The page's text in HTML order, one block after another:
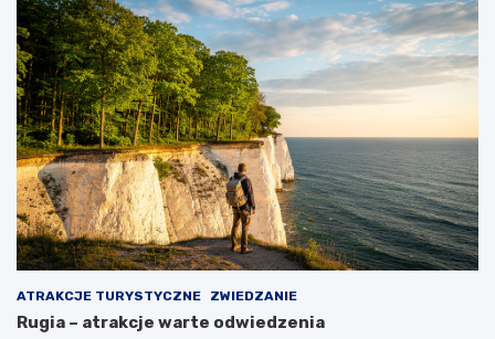
ATRAKCJE TURYSTYCZNE ZWIEDZANIE
Rugia – atrakcje warte odwiedzenia